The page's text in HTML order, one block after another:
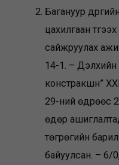
Багануур
цахилгаан
сайжруулах
14-1. –
констракшн”
29-ний өдрөөс
өдөр
төгрөгийн
байуулсан. –